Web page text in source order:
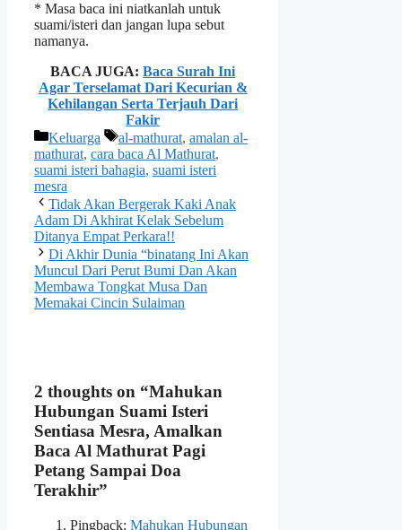
* Masa baca ini niatkanlah untuk
suami/isteri dan jangan lupa sebut
namanya.
BACA JUGA:Baca Surah Ini
Agar Terselamat Dari Kecurian &
Kehilangan Serta Terjauh Dari
Fakir
Categories
Keluarga Tags
al-mathurat, amalan al-
mathurat, cara baca Al Mathurat,
suami isteri bahagia, suami isteri
mesra
Tidak Akan Bergerak Kaki Anak
Adam Di Akhirat Kelak Sebelum
Ditanya Empat Perkara!!
Di Akhir Dunia “binatang Ini Akan
Muncul Dari Perut Bumi Dan Akan
Membawa Tongkat Musa Dan
Memakai Cincin Sulaiman
2 thoughts on “Mahukan
Hubungan Suami Isteri
Sentiasa Mesra, Amalkan
Baca Al Mathurat Pagi
Petang Sampai Doa
Terakhir”
Pingback: Mahukan Hubungan